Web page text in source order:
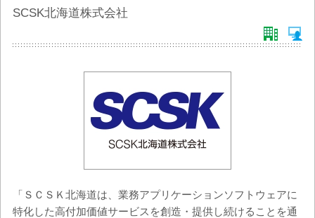
SCSK北海道株式会社
「ＳＣＳＫ北海道は、業務アプリケーションソフトウェアに
特化した高付加価値サービスを創造・提供し続けることを通